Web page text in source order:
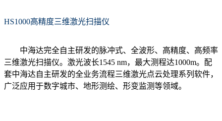
HS1000高精度三维激光扫描仪
中海达完全自主研发的脉冲式、全波形、高精度、高频率
三维激光扫描仪。激光波长1545 nm，最大测程达1000m。配
套中海达自主研发的全业务流程三维激光点云处理系列软件，
广泛应用于数字城市、地形测绘、形变监测等领域。